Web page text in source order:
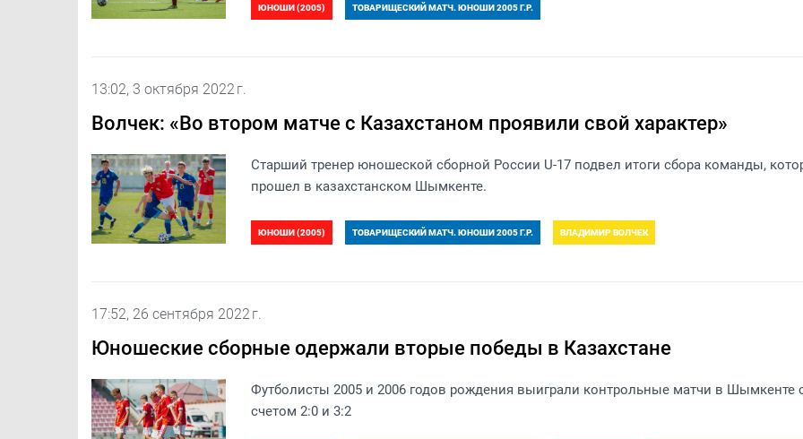
ЮНОШИ (2005) ТОВАРИЩЕСКИЙ МАТЧ. ЮНОШИ 2005 Г.Р.
13:02, 3 октября 2022 г.
Волчек: «Во втором матче с Казахстаном проявили свой характер»
​Старший тренер юношеской сборной России U-17 подвел итоги сбора команды,
прошел в казахстанском Шымкенте.
ЮНОШИ (2005) ТОВАРИЩЕСКИЙ МАТЧ. ЮНОШИ 2005 Г.Р. ВЛАДИМИР ВОЛЧЕК
17:52, 26 сентября 2022 г.
Юношеские сборные одержали вторые победы в Казахстане
Футболисты 2005 и 2006 годов рождения выиграли контрольные матчи в Шымкенте
счетом 2:0 и 3:2